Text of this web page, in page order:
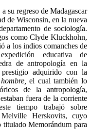
su regreso de Madagascar
de Wisconsin, en la nueva
de sociología.
como Clyde Kluckhohn,
a los indios comanches de
educativa de
de antropología en la
adquirido con la
el cual también lo
de la antropología,
fuera de la corriente
tiempo trabajó sobre
Herskovits, cuyo
Memorándum para